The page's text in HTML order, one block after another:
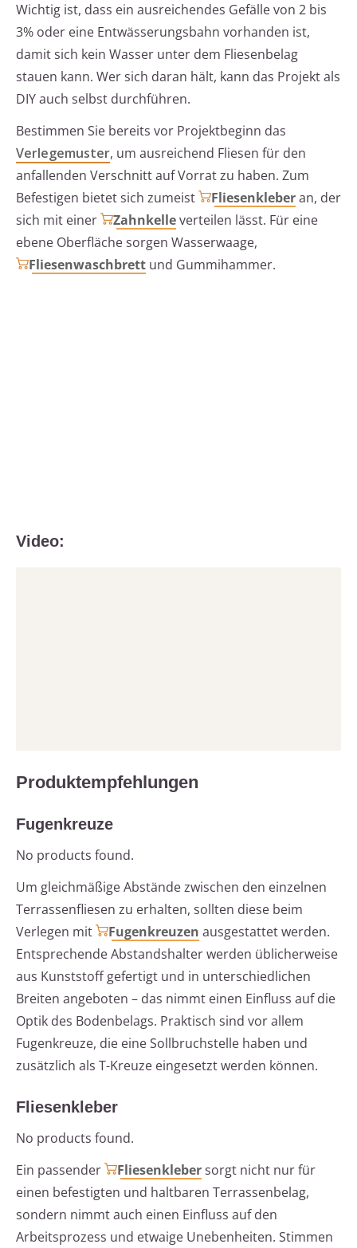
Wichtig ist, dass ein ausreichendes Gefälle von 2 bis
3% oder eine Entwässerungsbahn vorhanden ist,
damit sich kein Wasser unter dem Fliesenbelag
stauen kann. Wer sich daran hält, kann das Projekt als
DIY auch selbst durchführen.
Bestimmen Sie bereits vor Projektbeginn das
Verlegemuster, um ausreichend Fliesen für den
anfallenden Verschnitt auf Vorrat zu haben. Zum
Befestigen bietet sich zumeist
Fliesenkleberan, der
sich mit einer
Zahnkelleverteilen lässt. Für eine
ebene Oberfläche sorgen Wasserwaage,
Fliesenwaschbrett und Gummihammer.
Video:
Produktempfehlungen
Fugenkreuze
No products found.
Um gleichmäßige Abstände zwischen den einzelnen
Terrassenfliesen zu erhalten, sollten diese beim
Verlegen mit
Fugenkreuzen ausgestattet werden.
Entsprechende Abstandshalter werden üblicherweise
aus Kunststoff gefertigt und in unterschiedlichen
Breiten angeboten – das nimmt einen Einfluss auf die
Optik des Bodenbelags. Praktisch sind vor allem
Fugenkreuze, die eine Sollbruchstelle haben und
zusätzlich als T-Kreuze eingesetzt werden können.
Fliesenkleber
No products found.
Ein passender
Fliesenklebersorgt nicht nur für
einen befestigten und haltbaren Terrassenbelag,
sondern nimmt auch einen Einfluss auf den
Arbeitsprozess und etwaige Unebenheiten. Stimmen